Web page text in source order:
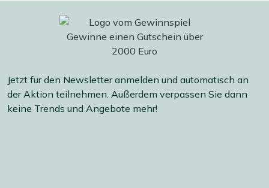
Jetzt für den Newsletter anmelden und automatisch an
der Aktion teilnehmen. Außerdem verpassen Sie dann
keine Trends und Angebote mehr!